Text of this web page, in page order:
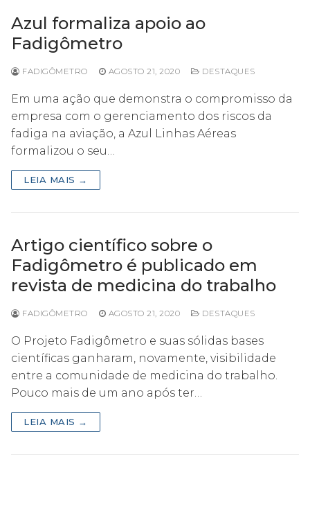
Azul formaliza apoio ao
Fadigômetro
FADIGÔMETRO AGOSTO 21, 2020 DESTAQUES
Em uma ação que demonstra o compromisso da
empresa com o gerenciamento dos riscos da
fadiga na aviação, a Azul Linhas Aéreas
formalizou o seu…
LEIA MAIS →
Artigo científico sobre o
Fadigômetro é publicado em
revista de medicina do trabalho
FADIGÔMETRO AGOSTO 21, 2020 DESTAQUES
O Projeto Fadigômetro e suas sólidas bases
científicas ganharam, novamente, visibilidade
entre a comunidade de medicina do trabalho.
Pouco mais de um ano após ter…
LEIA MAIS →